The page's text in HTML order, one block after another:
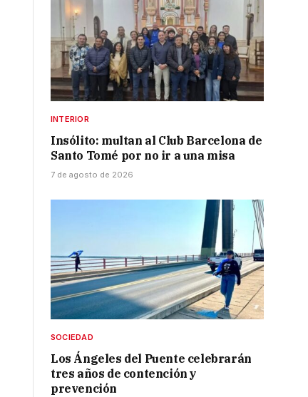
INTERIOR
Insólito: multan al Club Barcelona de
Santo Tomé por no ir a una misa
7 de agosto de 2026
SOCIEDAD
Los Ángeles del Puente celebrarán
tres años de contención y
prevención